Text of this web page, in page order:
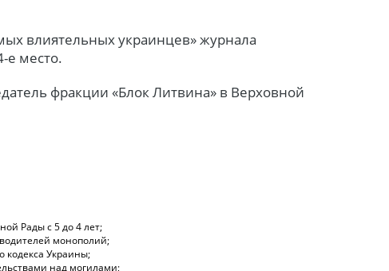
влиятельных украинцев» журнала
е место.
фракции «Блок Литвина» в Верховной
Рады с 5 до 4 лет;
монополий;
кодекса Украины;
над могилами;